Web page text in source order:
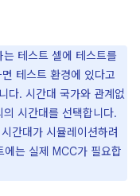
테스트 셀에 테스트를
테스트 환경에 있다고
다. 시간대 국가와 관계없
시간대를 선택합니다.
간대가 시뮬레이션하려
는 실제 MCC가 필요합